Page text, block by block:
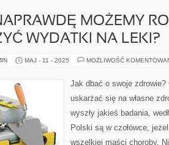
MOŻEMY
WYDATKI NA LEKI?
MAJ - 11 - 2025 MOŻLIWOŚĆ
Jak dbać o swoje
uskarżać się na własne
wyszły jakieś badania,
Polski są w czołówce,
wszelkiej maści choroby.